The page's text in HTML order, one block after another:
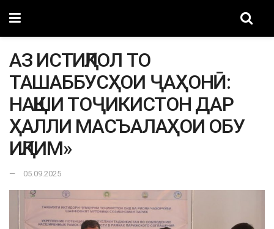
АЗ ИСТИҚЛОЛ ТО
ТАШАББУСҲОИ ҶАҲОНӢ:
НАҚШИ ТОҶИКИСТОН ДАР
ҲАЛЛИ МАСЪАЛАҲОИ ОБУ
ИҚЛИМ»
05.09.2025